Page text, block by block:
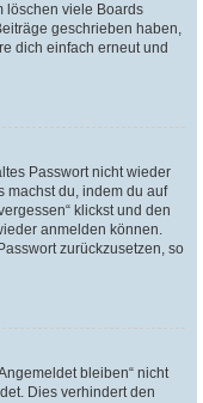
löschen viele Boards
geschrieben haben,
dich einfach erneut und
Passwort nicht wieder
machst du, indem du auf
klickst und den
anmelden können.
zurückzusetzen, so
bleiben“ nicht
Dies verhindert den